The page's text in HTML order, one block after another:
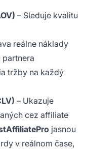
– Sleduje kvalitu
reálne náklady
partnera
tržby na každý
– Ukazuje
cez affiliate
jasnou
v reálnom čase,